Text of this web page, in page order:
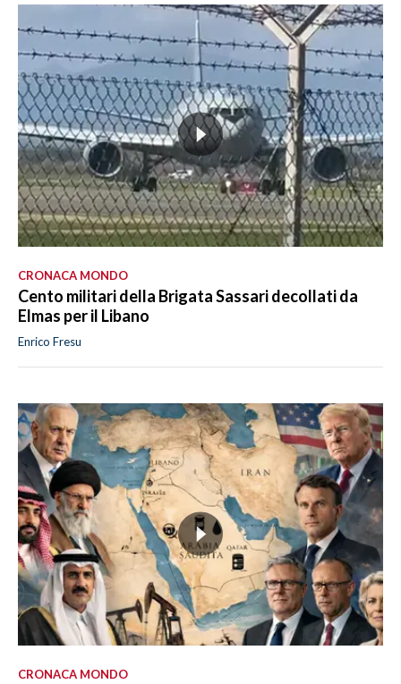
CRONACA MONDO
Cento militari della Brigata Sassari decollati da
Elmas per il Libano
Enrico Fresu
CRONACA MONDO